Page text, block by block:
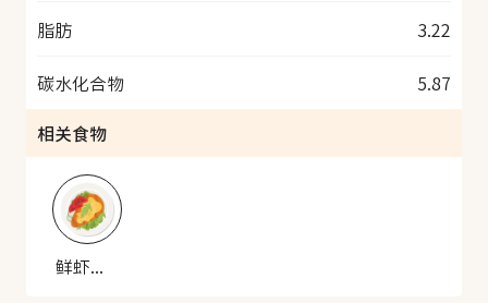
脂肪 3.22
碳水化合物
5.87
相关食物
鲜虾炒面